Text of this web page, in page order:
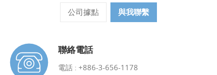
公司據點 與我聯繫
聯絡電話
電話 : +886-3-656-1178